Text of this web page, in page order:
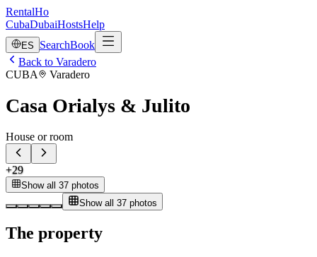
RentalHo
CubaDubaiHostsHelp
ES SearchBook
Back to Varadero
CUBA
Varadero
Casa Orialys & Julito
House or room
+29
Show all 37 photos
Show all 37 photos
The property